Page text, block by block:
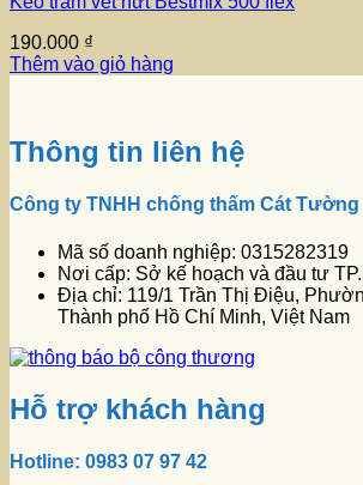
190.000 ₫
Thêm vào giỏ hàng
Thông tin liên hệ
Công ty TNHH chống thấm Cát Tường
Mã số doanh nghiệp: 0315282319
Nơi cấp: Sở kế hoạch và đầu tư
Địa chỉ: 119/1 Trần Thị Điệu,
Thành phố Hồ Chí Minh, Việt Nam
Hỗ trợ khách hàng
Hotline: 0983 07 97 42